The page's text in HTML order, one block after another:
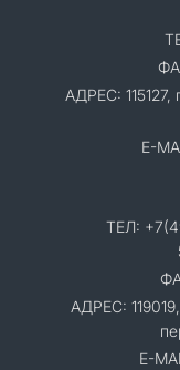
АДРЕС: 115127,
E-
ТЕЛ:
АДРЕС:
E-